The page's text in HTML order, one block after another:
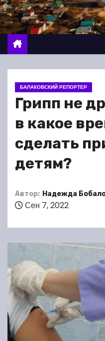
о
м
у
БАЛАКОВСКИЙ РЕПОРТЕР
Грипп не
в какое
сделать
детям?
Автор: Надежда
Сен 7, 2022